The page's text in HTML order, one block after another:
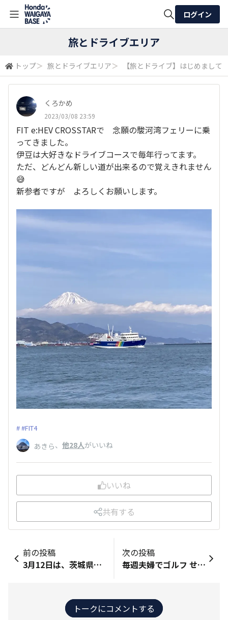
検索
ログイン
旅とドライブエリア
トップ＞ 旅とドライブエリア＞ 【旅とドライブ】はじめまして
くろかめ
2023/03/08 23:59
FIT e:HEV CROSSTARで 念願の駿河湾フェリーに乗
ってきました。
伊豆は大好きなドライブコースで毎年行ってます。
ただ、どんどん新しい道が出来るので覚えきれません
😅
新参者ですが よろしくお願いします。
#FIT4
あきら、 他28人がいいね
いいね
共有する
前の投稿
3月12日は、茨城県袋田の滝にドライブします。 美味しいものを食べてきたいですね♪ あと、温泉もね♨️
次の投稿
毎週夫婦でゴルフ せっかくゴルフで遠くまで来たのだから道の駅や果物狩り お寺巡りなど１日を満喫しています。
トークにコメントする